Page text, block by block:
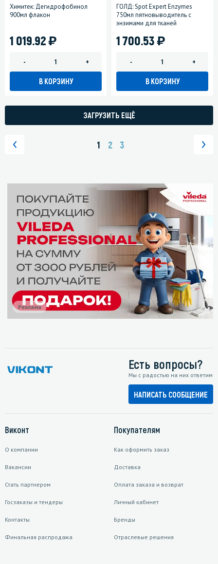
Химитек: Дегидрофобинол
900мл флакон
1 019.92)
- +
В КОРЗИНУ
ГОЛД: Spot Expert Enzymes
750мл пятновыводитель с
энзимами для тканей
1 700.53)
- +
В КОРЗИНУ
ЗАГРУЗИТЬ ЕЩЁ
1 2 3
Реклама
Есть вопросы?
Мы с радостью на них ответим
НАПИСАТЬ СООБЩЕНИЕ
Виконт
О компании
Вакансии
Стать партнером
Госзаказы и тендеры
Контакты
Финальная распродажа
Покупателям
Как оформить заказ
Доставка
Оплата заказа и возврат
Личный кабинет
Бренды
Отраслевые решения